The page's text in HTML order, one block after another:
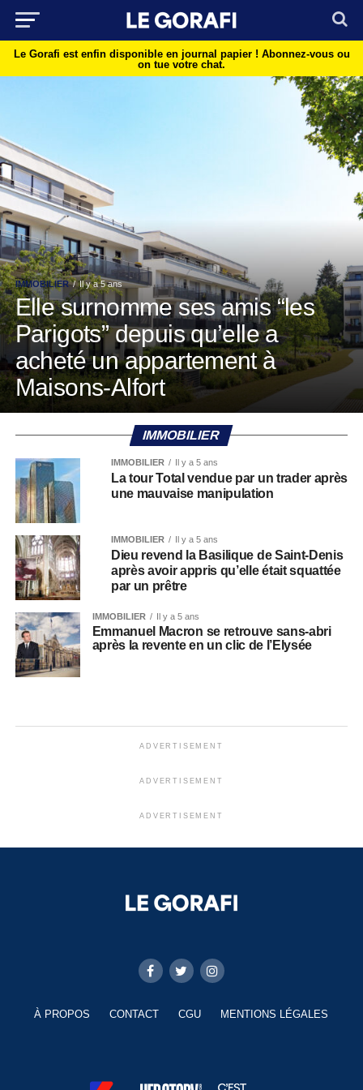
Le Gorafi est enfin disponible en journal papier ! Abonnez-vous ou
on tue votre chat.
IMMOBILIER Il y a 5 ans
Elle surnomme ses amis “les
Parigots” depuis qu’elle a
acheté un appartement à
Maisons-Alfort
IMMOBILIER
IMMOBILIER Il y a 5 ans
La tour Total vendue par un trader après
une mauvaise manipulation
IMMOBILIER Il y a 5 ans
Dieu revend la Basilique de Saint-Denis
après avoir appris qu’elle était squattée
par un prêtre
IMMOBILIER Il y a 5 ans
Emmanuel Macron se retrouve sans-abri
après la revente en un clic de l’Elysée
ADVERTISEMENT
ADVERTISEMENT
ADVERTISEMENT
À PROPOS CONTACT CGU MENTIONS LÉGALES